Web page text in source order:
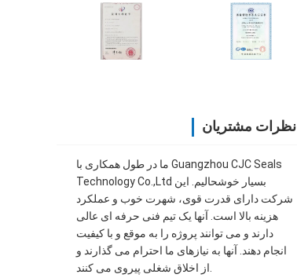
نظرات مشتریان
ما در طول همکاری با Guangzhou CJC Seals
Technology Co.,Ltd بسیار خوشحالیم. این
شرکت دارای قدرت قوی، شهرت خوب و عملکرد
هزینه بالا است. آنها یک تیم فنی حرفه ای عالی
دارند و می توانند پروژه را به موقع و با کیفیت
انجام دهند. آنها به نیازهای ما احترام می گذارند و
از اخلاق شغلی پیروی می کنند.